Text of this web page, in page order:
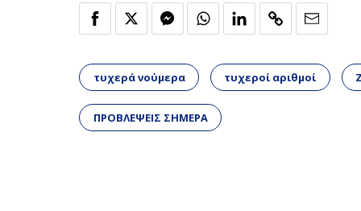
τυχερά νούμερα τυχεροί αριθμοί
ΠΡΟΒΛΕΨΕΙΣ ΣΗΜΕΡΑ